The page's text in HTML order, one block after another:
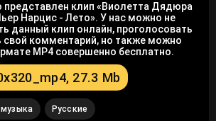
клип «Виолетта Дядюра
Нарцис - Лето». У нас можно не
данный клип онлайн, проголосовать
свой комментарий, но также можно
MP4 совершенно бесплатно.
27.3 Mb
Русские